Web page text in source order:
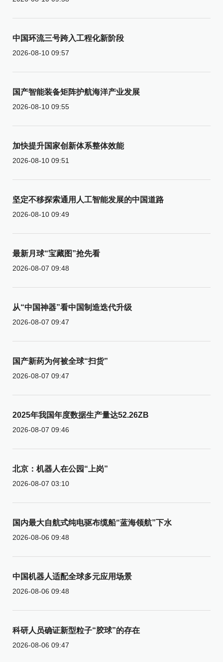
中国环流三号跨入工程化新阶段
2026-08-10 09:57
国产智能装备矩阵护航海洋产业发展
2026-08-10 09:55
加快提升国家创新体系整体效能
2026-08-10 09:51
坚定不移探索通用人工智能发展的中国道路
2026-08-10 09:49
最新月球“宝藏图”抢先看
2026-08-07 09:48
从“中国神器”看中国制造迭代升级
2026-08-07 09:47
国产新药为何被全球“扫货”
2026-08-07 09:47
2025年我国年度数据生产量达52.26ZB
2026-08-07 09:46
北京：机器人在公园“上岗”
2026-08-07 03:10
国内最大自航式纯电驱布缆船“蓝海领航”下水
2026-08-06 09:48
中国机器人适配全球多元应用场景
2026-08-06 09:48
科研人员确证新型粒子“胶球”的存在
2026-08-06 09:47